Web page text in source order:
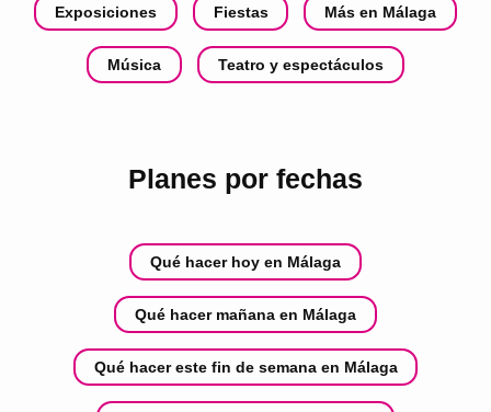
Exposiciones Fiestas Más en Málaga
Música Teatro y espectáculos
Planes por fechas
Qué hacer hoy en Málaga
Qué hacer mañana en Málaga
Qué hacer este fin de semana en Málaga